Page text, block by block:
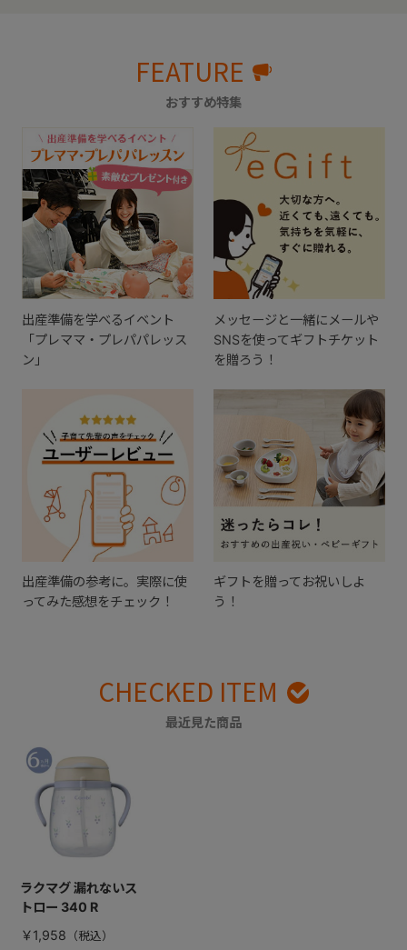
FEATURE
おすすめ特集
出産準備を学べるイベント
「プレママ・プレパパレッス
ン」
メッセージと一緒にメールや
SNSを使ってギフトチケット
を贈ろう！
出産準備の参考に。実際に使
ってみた感想をチェック！
ギフトを贈ってお祝いしよ
う！
CHECKED ITEM
最近見た商品
ラクマグ 漏れないス
トロー 340 R
￥1,958